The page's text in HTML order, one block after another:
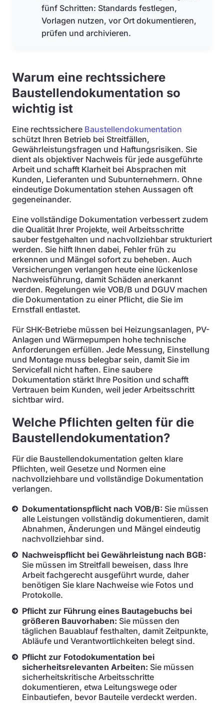
fünf Schritten: Standards festlegen,
Vorlagen nutzen, vor Ort dokumentieren,
prüfen und archivieren.
Warum eine rechtssichere
Baustellendokumentation so
wichtig ist
Eine rechtssichere Baustellendokumentation
schützt Ihren Betrieb bei Streitfällen,
Gewährleistungsfragen und Haftungsrisiken. Sie
dient als objektiver Nachweis für jede ausgeführte
Arbeit und schafft Klarheit bei Absprachen mit
Kunden, Lieferanten und Subunternehmern. Ohne
eindeutige Dokumentation stehen Aussagen oft
gegeneinander.
Eine vollständige Dokumentation verbessert zudem
die Qualität Ihrer Projekte, weil Arbeitsschritte
sauber festgehalten und nachvollziehbar strukturiert
werden. Sie hilft Ihnen dabei, Fehler früh zu
erkennen und Mängel sofort zu beheben. Auch
Versicherungen verlangen heute eine lückenlose
Nachweisführung, damit Schäden anerkannt
werden. Regelungen wie VOB/B und DGUV machen
die Dokumentation zu einer Pflicht, die Sie im
Ernstfall entlastet.
Für SHK-Betriebe müssen bei Heizungsanlagen, PV-
Anlagen und Wärmepumpen hohe technische
Anforderungen erfüllen. Jede Messung, Einstellung
und Montage muss belegbar sein, damit Sie im
Servicefall nicht haften. Eine saubere
Dokumentation stärkt Ihre Position und schafft
Vertrauen beim Kunden, weil jeder Arbeitsschritt
sichtbar wird.
Welche Pflichten gelten für die
Baustellendokumentation?
Für die Baustellendokumentation gelten klare
Pflichten, weil Gesetze und Normen eine
nachvollziehbare und vollständige Dokumentation
verlangen.
Dokumentationspflicht nach VOB/B: Sie müssen
alle Leistungen vollständig dokumentieren, damit
Abnahmen, Änderungen und Mängel eindeutig
nachvollziehbar sind.
Nachweispflicht bei Gewährleistung nach BGB:
Sie müssen im Streitfall beweisen, dass Ihre
Arbeit fachgerecht ausgeführt wurde, daher
benötigen Sie klare Nachweise wie Fotos und
Protokolle.
Pflicht zur Führung eines Bautagebuchs bei
größeren Bauvorhaben: Sie müssen den
täglichen Bauablauf festhalten, damit Zeitpunkte,
Abläufe und Verantwortlichkeiten belegt sind.
Pflicht zur Fotodokumentation bei
sicherheitsrelevanten Arbeiten: Sie müssen
sicherheitskritische Arbeitsschritte
dokumentieren, etwa Leitungswege oder
Einbautiefen, bevor Bauteile verdeckt werden.